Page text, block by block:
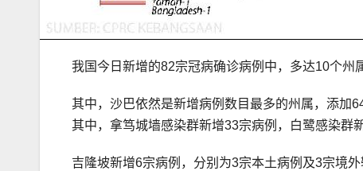
我国今日新增的82宗冠病确诊病例中，多达10个州
其中，沙巴依然是新增病例数目最多的州属，添加
其中，拿笃城墙感染群新增33宗病例，白鹭感染群
吉隆坡新增6宗病例，分别为3宗本土病例及3宗境